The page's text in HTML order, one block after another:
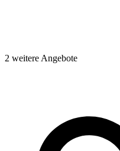
2 weitere Angebote